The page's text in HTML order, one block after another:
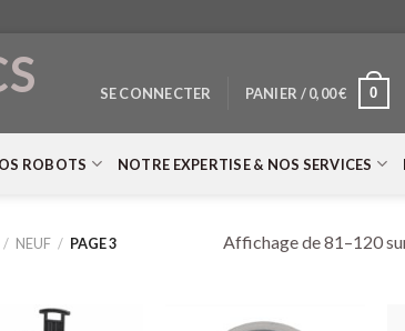
SE CONNECTER PANIER /0,00€ 0
ROBOTS NOTRE EXPERTISE & NOS SERVICES
/ NEUF / PAGE 3 Affichage de 81–120